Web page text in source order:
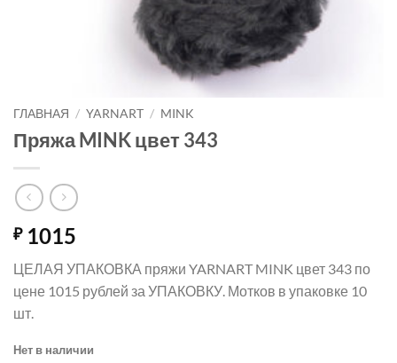
ГЛАВНАЯ / YARNART / MINK
Пряжа MINK цвет 343
₽1015
ЦЕЛАЯ УПАКОВКА пряжи YARNART MINK цвет 343 по
цене 1015 рублей за УПАКОВКУ. Мотков в упаковке 10
шт.
Нет в наличии